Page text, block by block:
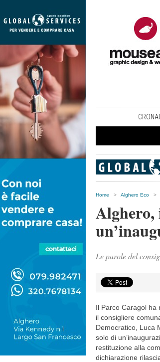
Home > Alghero Eco >
Alghero,
Le parole del
Il Parco Caragol ha
il consigliere
Democratico, Luca
solo di
restituzione alla
dichiarazione